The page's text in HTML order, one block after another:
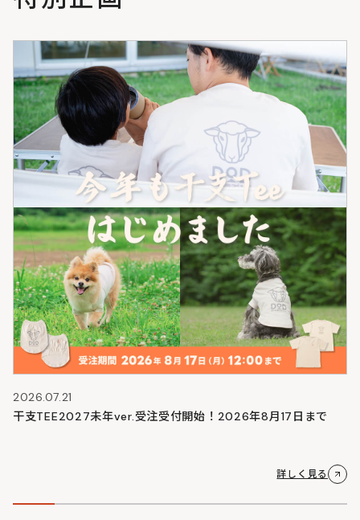
2026.07.21
干支TEE2027未年ver.受注受付開始！2026年8月17日まで
詳しく見る